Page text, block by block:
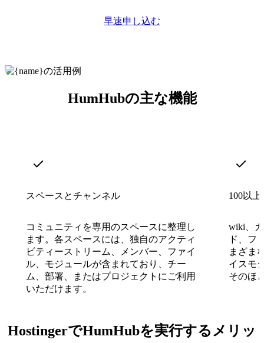
早速申し込む
HumHubの主な機能
スペースとチャンネル
コミュニティを専用のスペースに整理し
ます。各スペースには、独自のアクティ
ビティーストリーム、メンバー、ファイ
ル、モジュールが含まれており、チー
ム、部署、またはプロジェクトにご利用
いただけます。
100以
wiki、
ド、フ
まざま
イスモ
そのほ
HostingerでHumHubを実行するメリッ